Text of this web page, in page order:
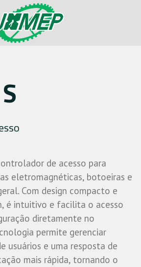
de acesso para
eletromagnéticas, botoeiras e
Com design compacto e
é intuitivo e facilita o acesso
diretamente no
permite gerenciar
usuários e uma resposta de
mais rápida, tornando o